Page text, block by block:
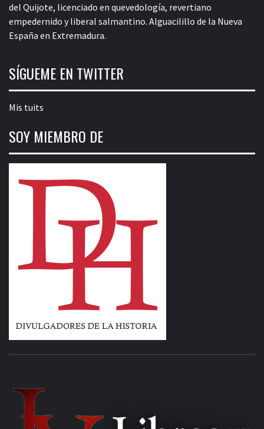
del Quijote, licenciado en quevedología, revertiano
empedernido y liberal salmantino. Alguacilillo de la Nueva
España en Extremadura.
SÍGUEME EN TWITTER
Mis tuits
SOY MIEMBRO DE